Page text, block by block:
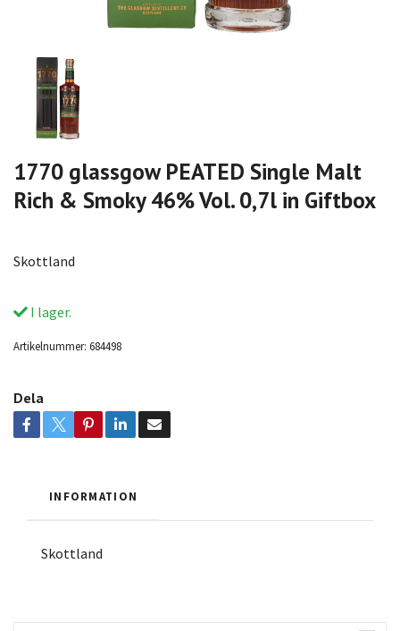
1770 glassgow PEATED Single Malt
Rich & Smoky 46% Vol. 0,7l in Giftbox
Skottland
I lager.
Artikelnummer: 684498
Dela
INFORMATION
Skottland